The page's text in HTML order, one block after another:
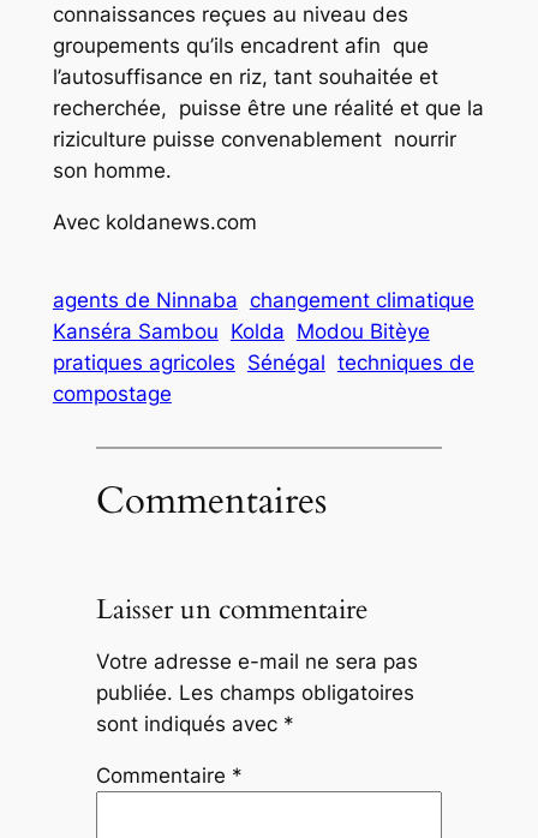
connaissances reçues au niveau des
groupements qu’ils encadrent afin que
l’autosuffisance en riz, tant souhaitée et
recherchée, puisse être une réalité et que la
riziculture puisse convenablement nourrir
son homme.
Avec koldanews.com
agents de Ninnaba changement climatique
Kanséra Sambou Kolda Modou Bitèye
pratiques agricoles Sénégal techniques de
compostage
Commentaires
Laisser un commentaire
Votre adresse e-mail ne sera pas
publiée. Les champs obligatoires
sont indiqués avec *
Commentaire *